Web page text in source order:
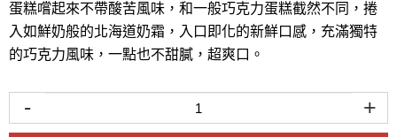
蛋糕嚐起來不帶酸苦風味，和一般巧克力蛋糕截然不同，捲
入如鮮奶般的北海道奶霜，入口即化的新鮮口感，充滿獨特
的巧克力風味，一點也不甜膩，超爽口。
- +